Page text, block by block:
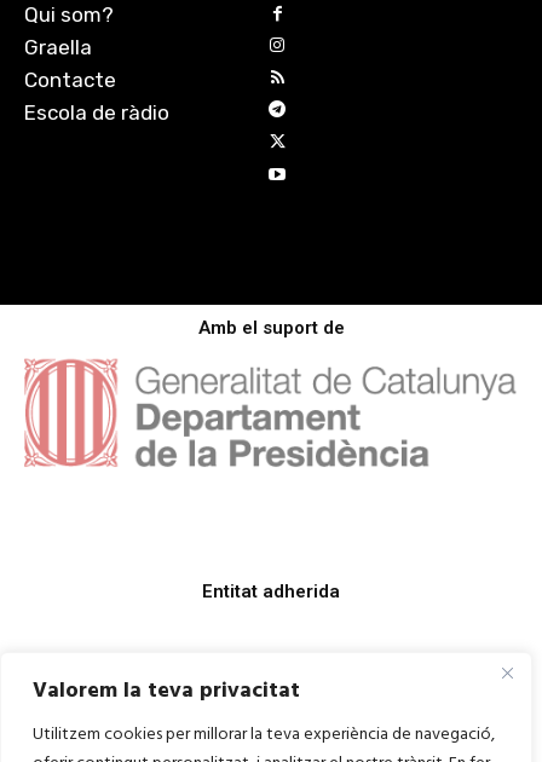
Valorem la teva privacitat
Utilitzem cookies per millorar la teva experiència de navegació,
Qui som?
Graella
Contacte
Escola de ràdio
Amb el suport de
Entitat adherida